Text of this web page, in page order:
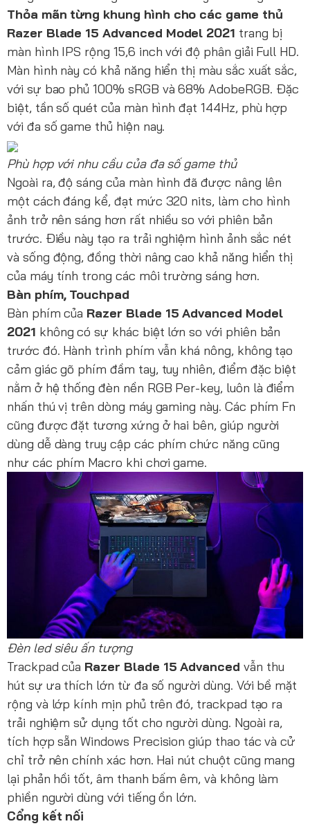
Thỏa mãn từng khung hình cho các game thủ
Razer Blade 15 Advanced Model 2021 trang bị
màn hình IPS rộng 15,6 inch với độ phân giải Full HD.
Màn hình này có khả năng hiển thị màu sắc xuất sắc,
với sự bao phủ 100% sRGB và 68% AdobeRGB. Đặc
biệt, tần số quét của màn hình đạt 144Hz, phù hợp
với đa số game thủ hiện nay.
Phù hợp với nhu cầu của đa số game thủ
Ngoài ra, độ sáng của màn hình đã được nâng lên
một cách đáng kể, đạt mức 320 nits, làm cho hình
ảnh trở nên sáng hơn rất nhiều so với phiên bản
trước. Điều này tạo ra trải nghiệm hình ảnh sắc nét
và sống động, đồng thời nâng cao khả năng hiển thị
của máy tính trong các môi trường sáng hơn.
Bàn phím, Touchpad
Bàn phím của Razer Blade 15 Advanced Model
2021 không có sự khác biệt lớn so với phiên bản
trước đó. Hành trình phím vẫn khá nông, không tạo
cảm giác gõ phím đầm tay, tuy nhiên, điểm đặc biệt
nằm ở hệ thống đèn nền RGB Per-key, luôn là điểm
nhấn thú vị trên dòng máy gaming này. Các phím Fn
cũng được đặt tương xứng ở hai bên, giúp người
dùng dễ dàng truy cập các phím chức năng cũng
như các phím Macro khi chơi game.
Đèn led siêu ấn tượng
Trackpad của Razer Blade 15 Advanced vẫn thu
hút sự ưa thích lớn từ đa số người dùng. Với bề mặt
rộng và lớp kính mịn phủ trên đó, trackpad tạo ra
trải nghiệm sử dụng tốt cho người dùng. Ngoài ra,
tích hợp sẵn Windows Precision giúp thao tác và cử
chỉ trở nên chính xác hơn. Hai nút chuột cũng mang
lại phản hồi tốt, âm thanh bấm êm, và không làm
phiền người dùng với tiếng ồn lớn.
Cổng kết nối